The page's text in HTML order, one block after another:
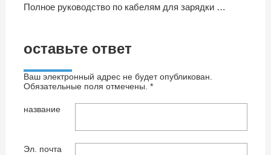
Полное руководство по кабелям для зарядки электромобилей: 3-минутный анализ различий между переменным и постоянным током и стратегий выбора
оставьте ответ
Ваш электронный адрес не будет опубликован.
Обязательные поля отмечены. *
название
Эл. почта